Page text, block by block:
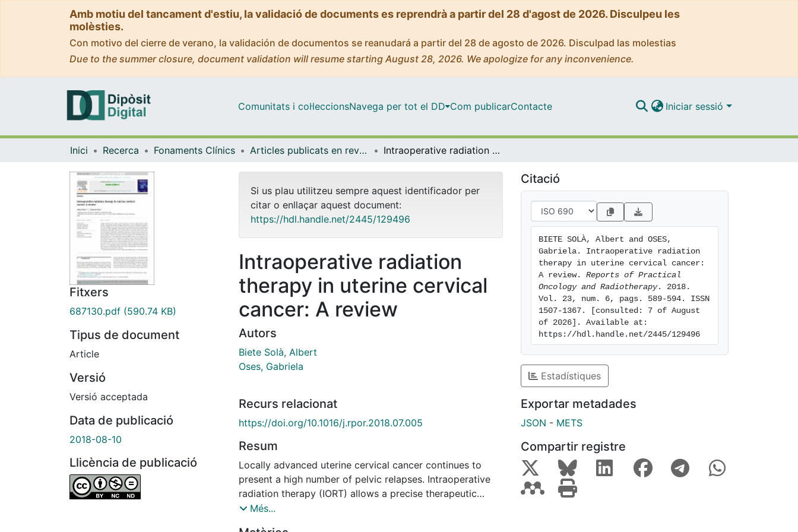
Amb motiu del tancament d'estiu, la validació de documents es reprendrà a partir del 28 d'agost de 2026. Disculpeu les
molèsties.
Con motivo del cierre de verano, la validación de documentos se reanudará a partir del 28 de agosto de 2026. Disculpad las molestias
Due to the summer closure, document validation will resume starting August 28, 2026. We apologize for any inconvenience.
Comunitats i col·leccionsNavega per tot el DD Com publicarContacte Iniciar sessió
Inici Recerca Fonaments Clínics Articles publicats en revistes (Fonaments Clínics) Intraoperative radiation therapy in uterine cervical cancer: A review
Fitxers
687130.pdf (590.74 KB)
Tipus de document
Article
Versió
Versió acceptada
Data de publicació
2018-08-10
Llicència de publicació
Si us plau utilitzeu sempre aquest identificador per
citar o enllaçar aquest document:
https://hdl.handle.net/2445/129496
Intraoperative radiation
therapy in uterine cervical
cancer: A review
Autors
Biete Solà, Albert
Oses, Gabriela
Recurs relacionat
https://doi.org/10.1016/j.rpor.2018.07.005
Resum
Locally advanced uterine cervical cancer continues to
present a high number of pelvic relapses. Intraoperative
radiation therapy (IORT) allows a precise therapeutic
intensification in the surgical area in cases in which
Més...
Citació
BIETE SOLÀ, Albert and OSES,
Gabriela. Intraoperative radiation
therapy in uterine cervical cancer:
A review. Reports of Practical
Oncology and Radiotherapy. 2018.
Vol. 23, num. 6, pags. 589-594. ISSN
1507-1367. [consulted: 7 of August
of 2026]. Available at:
https://hdl.handle.net/2445/129496
Estadístiques
Exportar metadades
JSON - METS
Compartir registre